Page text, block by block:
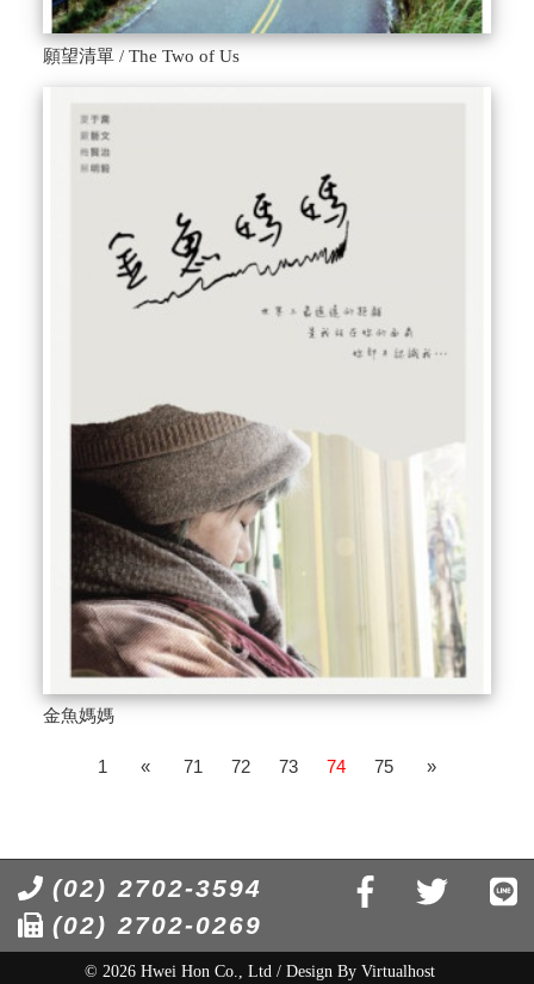
願望清單 / The Two of Us
金魚媽媽
1 « 71 72 73 74 75 »
(02) 2702-3594
(02) 2702-0269
© 2026 Hwei Hon Co., Ltd / Design By Virtualhost